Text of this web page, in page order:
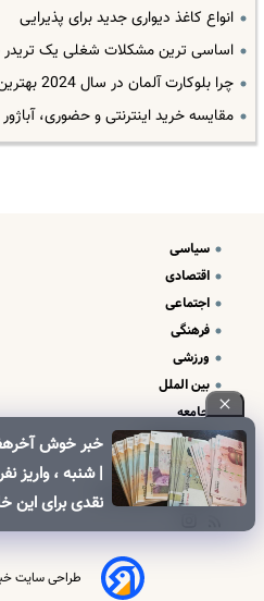
انواع کاغذ دیواری جدید برای پذیرایی
اساسی ترین مشکلات شغلی یک
چرا بلوکارت آلمان در سال 2024 بهترین انتخاب است؟
مقایسه خرید اینترنتی و حضوری،
خبر خوش
کالابرگ برای
سیاسی
اقتصادی
اجتماعی
فرهنگی
ورزشی
بین الملل
جامعه
علم و فناوری
درباره ما
تبلیغات و تماس با ما
طراحی سایت